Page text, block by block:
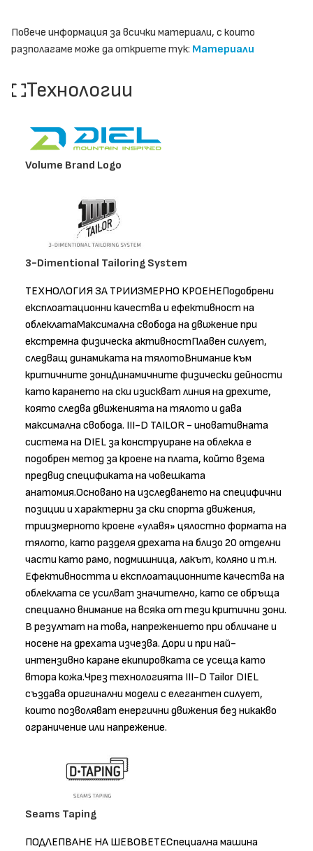
Повече информация за всички материали, с които
разполагаме може да откриете тук: Материали
Технологии
Volume Brand Logo
3-Dimentional Tailoring System
ТЕХНОЛОГИЯ ЗА ТРИИЗМЕРНО КРОЕНЕПодобрени
експлоатационни качества и ефективност на
облеклатаМаксимална свобода на движение при
екстремна физическа активностПлавен силует,
следващ динамиката на тялотоВнимание към
критичните зониДинамичните физически дейности
като карането на ски изискват линия на дрехите,
която следва движенията на тялото и дава
максимална свобода. III-D TAILOR - иновативната
система на DIEL за конструиране на облекла е
подобрен метод за кроене на плата, който взема
предвид спецификата на човешката
анатомия.Основано на изследването на специфични
позиции и характерни за ски спорта движения,
триизмерното кроене «улавя» цялостно формата на
тялото, като разделя дрехата на близо 20 отделни
части като рамо, подмишница, лакът, коляно и т.н.
Ефективността и експлоатационните качества на
облеклата се усилват значително, като се обръща
специално внимание на всяка от тези критични зони.
В резултат на това, напрежението при обличане и
носене на дрехата изчезва. Дори и при най-
интензивно каране екипировката се усеща като
втора кожа.Чрез технологията III-D Tailor DIEL
създава оригинални модели с елегантен силует,
които позволяват енергични движения без никакво
ограничение или напрежение.
Seams Taping
ПОДЛЕПВАНЕ НА ШЕВОВЕТЕСпециална машина